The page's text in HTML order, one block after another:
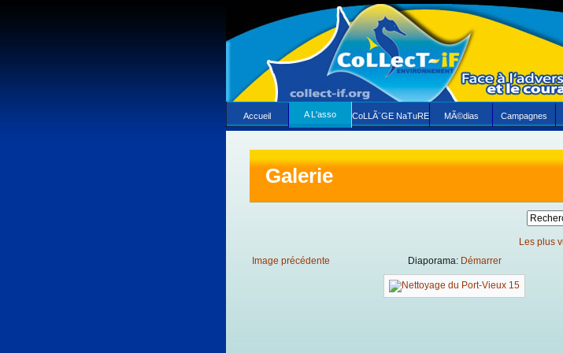
Accueil A L'asso CoLLÃ¨GE NaTuRE MÃ©dias Campagnes
Galerie
Les plus
Image précédente
Diaporama: Démarrer